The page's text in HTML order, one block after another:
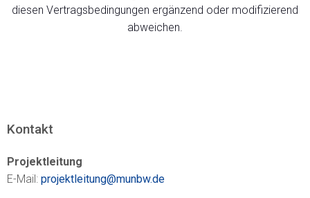
diesen Vertragsbedingungen ergänzend oder modifizierend
abweichen.
Kontakt
Projektleitung
E-Mail: projektleitung@munbw.de